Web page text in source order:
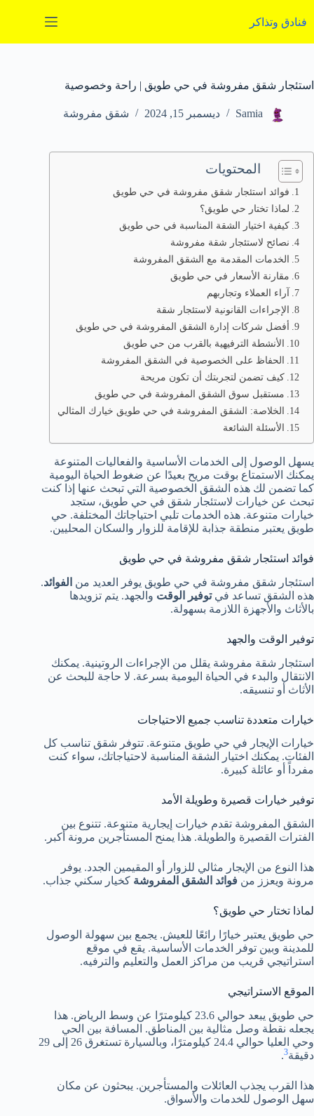
إلى
المحتوى
فنادق وتذاكر
استئجار شقق مفروشة في حي طويق | راحة وخصوصية
Samia ديسمبر 15, 2024 شقق مفروشة
المحتويات
فوائد استئجار شقق مفروشة في حي طويق
لماذا تختار حي طويق؟
كيفية اختيار الشقة المناسبة في حي طويق
نصائح لاستئجار شقة مفروشة
الخدمات المقدمة مع الشقق المفروشة
مقارنة الأسعار في حي طويق
آراء العملاء وتجاربهم
الإجراءات القانونية لاستئجار شقة
أفضل شركات إدارة الشقق المفروشة في حي طويق
الأنشطة الترفيهية بالقرب من حي طويق
الحفاظ على الخصوصية في الشقق المفروشة
كيف تضمن لتجربتك أن تكون مريحة
مستقبل سوق الشقق المفروشة في حي طويق
الخلاصة: الشقق المفروشة في حي طويق خيارك المثالي
الأسئلة الشائعة
يسهل الوصول إلى الخدمات الأساسية والفعاليات المتنوعة
يمكنك الاستمتاع بوقت مريح بعيدًا عن ضغوط الحياة اليومية
كما تضمن لك هذه الشقق الخصوصية التي تبحث عنها إذا كنت
تبحث عن خيارات لاستئجار شقق في حي طويق، ستجد
خيارات متنوعة. هذه الخدمات تلبي احتياجاتك المختلفة. حي
طويق يعتبر منطقة جذابة للإقامة للزوار والسكان المحليين.
فوائد استئجار شقق مفروشة في حي طويق
استئجار شقق مفروشة في حي طويق يوفر العديد من الفوائد.
هذه الشقق تساعد فيتوفير الوقت والجهد. يتم تزويدها
بالأثاث والأجهزة اللازمة بسهولة.
توفير الوقت والجهد
استئجار شقة مفروشة يقلل من الإجراءات الروتينية. يمكنك
الانتقال والبدء في الحياة اليومية بسرعة. لا حاجة للبحث عن
الأثاث أو تنسيقه.
خيارات متعددة تناسب جميع الاحتياجات
خيارات الإيجار في حي طويق متنوعة. تتوفر شقق تناسب كل
الفئات. يمكنك اختيار الشقة المناسبة لاحتياجاتك، سواء كنت
مفرداً أو عائلة كبيرة.
توفير خيارات قصيرة وطويلة الأمد
الشقق المفروشة تقدم خيارات إيجارية متنوعة. تتنوع بين
الفترات القصيرة والطويلة. هذا يمنح المستأجرين مرونة أكبر.
هذا النوع من الإيجار مثالي للزوار أو المقيمين الجدد. يوفر
مرونة ويعزز من فوائد الشقق المفروشة كخيار سكني جذاب.
لماذا تختار حي طويق؟
حي طويق يعتبر خيارًا رائعًا للعيش. يجمع بين سهولة الوصول
للمدينة وبين توفر الخدمات الأساسية. يقع في موقع
استراتيجي قريب من مراكز العمل والتعليم والترفيه.
الموقع الاستراتيجي
حي طويق يبعد حوالي 23.6 كيلومترًا عن وسط الرياض. هذا
يجعله نقطة وصل مثالية بين المناطق. المسافة بين الحي
وحي العليا حوالي 24.4 كيلومترًا، وبالسيارة تستغرق 26 إلى 29
دقيقة3
.
هذا القرب يجذب العائلات والمستأجرين. يبحثون عن مكان
سهل الوصول للخدمات والأسواق.